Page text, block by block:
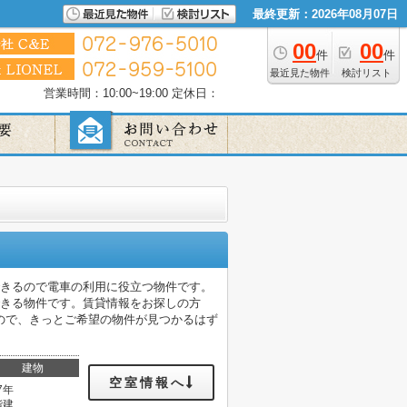
最終更新：2026年08月07日
00件
最近見た物件
00件
検討リスト
営業時間：10:00~19:00 定休日：
るので電車の利用に役立つ物件です。
る物件です。賃貸情報をお探しの方
、きっとご希望の物件が見つかるはず
建物
年
建
空室情報へ